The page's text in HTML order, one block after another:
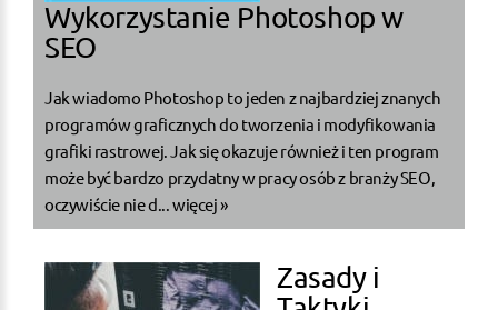
Wykorzystanie Photoshop w
SEO
Jak wiadomo Photoshop to jeden z najbardziej znanych
programów graficznych do tworzenia i modyfikowania
grafiki rastrowej. Jak się okazuje również i ten program
może być bardzo przydatny w pracy osób z branży SEO,
oczywiście nie d... więcej »
Zasady i